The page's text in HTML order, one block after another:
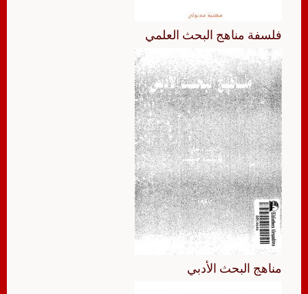
فلسفة مناهج البحث العلمي
مناهج البحث الأدبي